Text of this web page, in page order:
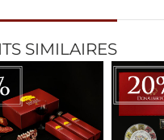
SIMILAIRES